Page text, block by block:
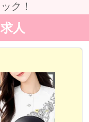
ク！
人